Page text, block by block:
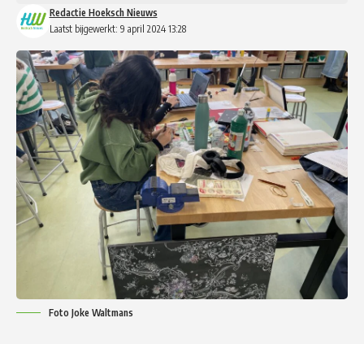
Laatst bijgewerkt: 9 april 2024 13:28
Redactie Hoeksch Nieuws
Foto Joke Waltmans